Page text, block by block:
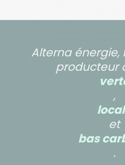
Alterna énergie,
producteur
,
et
bas
.